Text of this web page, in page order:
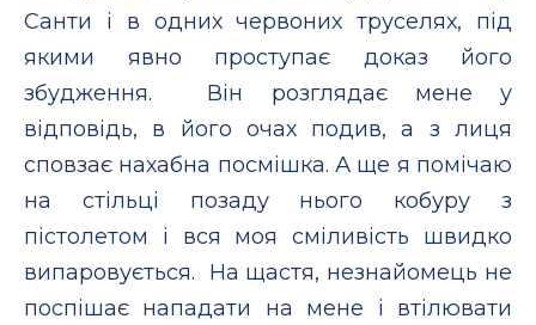
Санти і в одних червоних труселях, під
якими явно проступає доказ його
збудження. Він розглядає мене у
відповідь, в його очах подив, а з лиця
сповзає нахабна посмішка. А ще я помічаю
на стільці позаду нього кобуру з
пістолетом і вся моя сміливість швидко
випаровується. На щастя, незнайомець не
поспішає нападати на мене і втілювати